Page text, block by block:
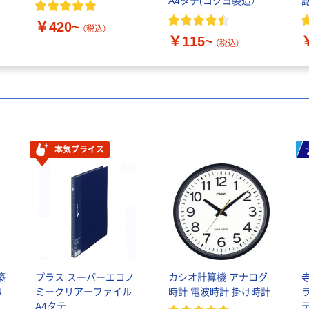
￥420~ （税込）
￥115~ （税込）
本気プライス
プラス スーパーエコノ
ミークリアーファイル
A4タテ
カシオ計算機 アナログ
時計 電波時計 掛け時計